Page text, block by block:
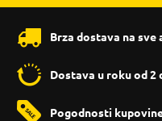
Brza dostava na sve
Dostava u roku od 2
Pogodnosti